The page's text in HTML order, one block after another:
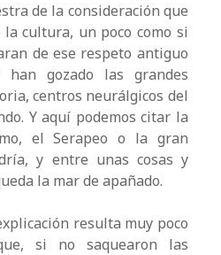
de la consideración que
cultura, un poco como si
de ese respeto antiguo
gozado las grandes
centros neurálgicos del
Y aquí podemos citar la
el Serapeo o la gran
y entre unas cosas y
la mar de apañado.
resulta muy poco
si no saquearon las